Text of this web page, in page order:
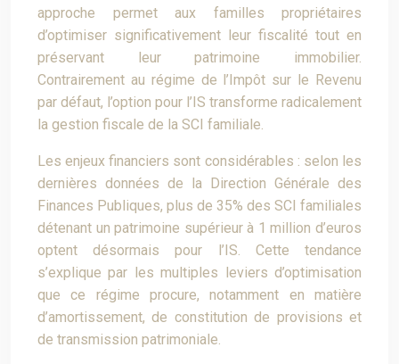
approche permet aux familles propriétaires
d’optimiser significativement leur fiscalité tout en
préservant leur patrimoine immobilier.
Contrairement au régime de l’Impôt sur le Revenu
par défaut, l’option pour l’IS transforme radicalement
la gestion fiscale de la SCI familiale.
Les enjeux financiers sont considérables : selon les
dernières données de la Direction Générale des
Finances Publiques, plus de 35% des SCI familiales
détenant un patrimoine supérieur à 1 million d’euros
optent désormais pour l’IS. Cette tendance
s’explique par les multiples leviers d’optimisation
que ce régime procure, notamment en matière
d’amortissement, de constitution de provisions et
de transmission patrimoniale.